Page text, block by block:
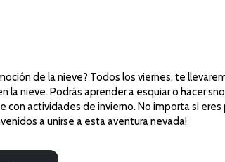
de la nieve? Todos los viernes, te
la nieve. Podrás aprender a esquiar o hacer
con actividades de invierno. No importa si eres
a unirse a esta aventura nevada!